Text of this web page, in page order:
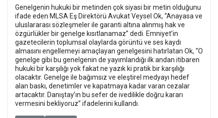
Genelgenin hukuki bir metinden çok siyasi bir metin olduğunu
ifade eden MLSA Eş Direktörü Avukat Veysel Ok, “Anayasa ve
uluslararası sözleşmeler ile garanti altına alınmış hak ve
özgürlükler bir genelge kısıtlanamaz” dedi. Emniyet’in
gazetecilerin toplumsal olaylarda görüntü ve ses kaydı
almasını engellemeyi amaçlayan genelgesini hatırlatan Ok, “O
genelge gibi bu genelgenin de yayımlandığı ilk andan itibaren
hukuki bir karşılığı yok fakat ne yazık ki pratik bir karşılığı
olacaktır. Genelge ile bağımsız ve eleştirel medyayı hedef
alan baskı, denetimler ve kapatmaya kadar varan cezalar
artacaktır. Danıştay’ın bu sefer de ivedilikle doğru kararı
vermesini bekliyoruz” ifadelerini kullandı.